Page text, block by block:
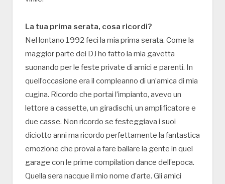
La tua prima serata, cosa ricordi?
Nel lontano 1992 feci la mia prima serata. Come la
maggior parte dei DJ ho fatto la mia gavetta
suonando per le feste private di amici e parenti. In
quell’occasione era il compleanno di un’amica di mia
cugina. Ricordo che portai l’impianto, avevo un
lettore a cassette, un giradischi, un amplificatore e
due casse. Non ricordo se festeggiava i suoi
diciotto anni ma ricordo perfettamente la fantastica
emozione che provai a fare ballare la gente in quel
garage con le prime compilation dance dell’epoca.
Quella sera nacque il mio nome d’arte. Gli amici